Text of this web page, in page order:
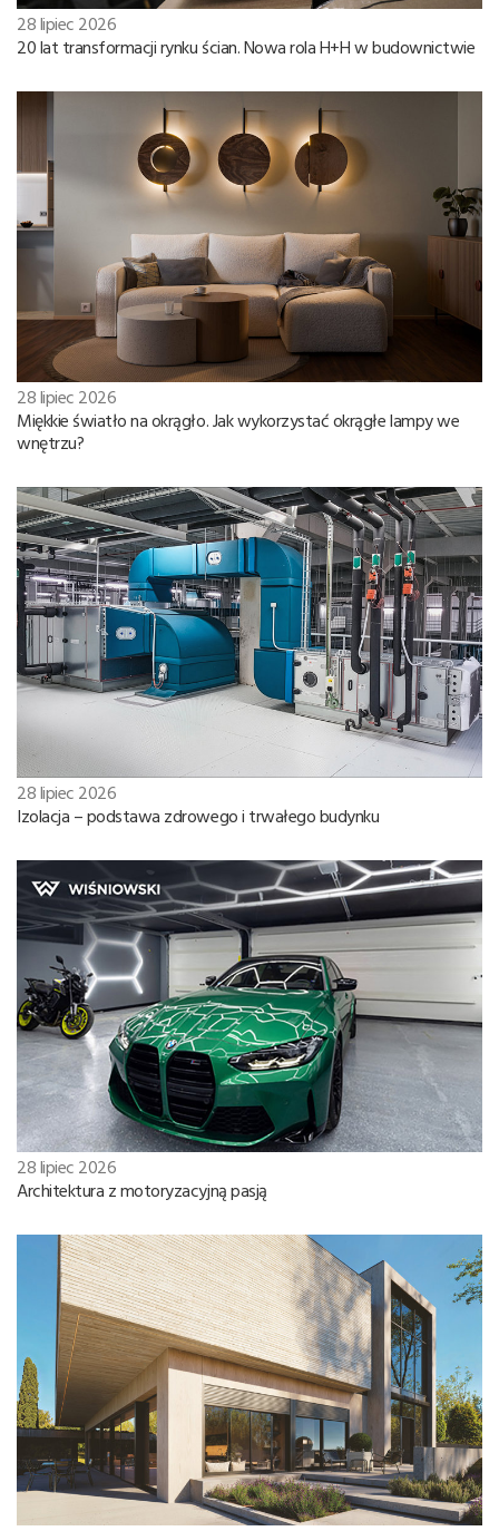
28 lipiec 2026
20 lat transformacji rynku ścian. Nowa rola H+H w budownictwie
28 lipiec 2026
Miękkie światło na okrągło. Jak wykorzystać okrągłe lampy we
wnętrzu?
28 lipiec 2026
Izolacja – podstawa zdrowego i trwałego budynku
28 lipiec 2026
Architektura z motoryzacyjną pasją